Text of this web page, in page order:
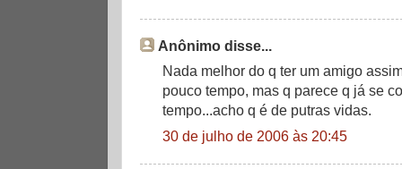
Anônimo disse...
Nada melhor do q ter um amigo
pouco tempo, mas q parece q já se
tempo...acho q é de putras vidas.
30 de julho de 2006 às 20:45